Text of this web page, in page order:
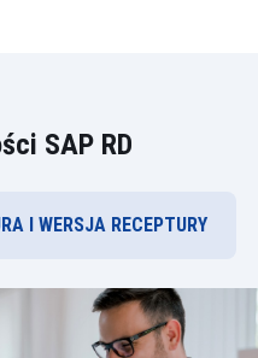
SAP RD
I WERSJA RECEPTURY